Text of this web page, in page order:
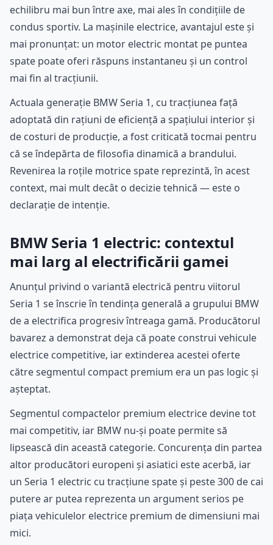
echilibru mai bun între axe, mai ales în condițiile de
condus sportiv. La mașinile electrice, avantajul este și
mai pronunțat: un motor electric montat pe puntea
spate poate oferi răspuns instantaneu și un control
mai fin al tracțiunii.
Actuala generație BMW Seria 1, cu tracțiunea față
adoptată din rațiuni de eficiență a spațiului interior și
de costuri de producție, a fost criticată tocmai pentru
că se îndepărta de filosofia dinamică a brandului.
Revenirea la roțile motrice spate reprezintă, în acest
context, mai mult decât o decizie tehnică — este o
declarație de intenție.
BMW Seria 1 electric: contextul
mai larg al electrificării gamei
Anunțul privind o variantă electrică pentru viitorul
Seria 1 se înscrie în tendința generală a grupului BMW
de a electrifica progresiv întreaga gamă. Producătorul
bavarez a demonstrat deja că poate construi vehicule
electrice competitive, iar extinderea acestei oferte
către segmentul compact premium era un pas logic și
așteptat.
Segmentul compactelor premium electrice devine tot
mai competitiv, iar BMW nu-și poate permite să
lipsească din această categorie. Concurența din partea
altor producători europeni și asiatici este acerbă, iar
un Seria 1 electric cu tracțiune spate și peste 300 de cai
putere ar putea reprezenta un argument serios pe
piața vehiculelor electrice premium de dimensiuni mai
mici.